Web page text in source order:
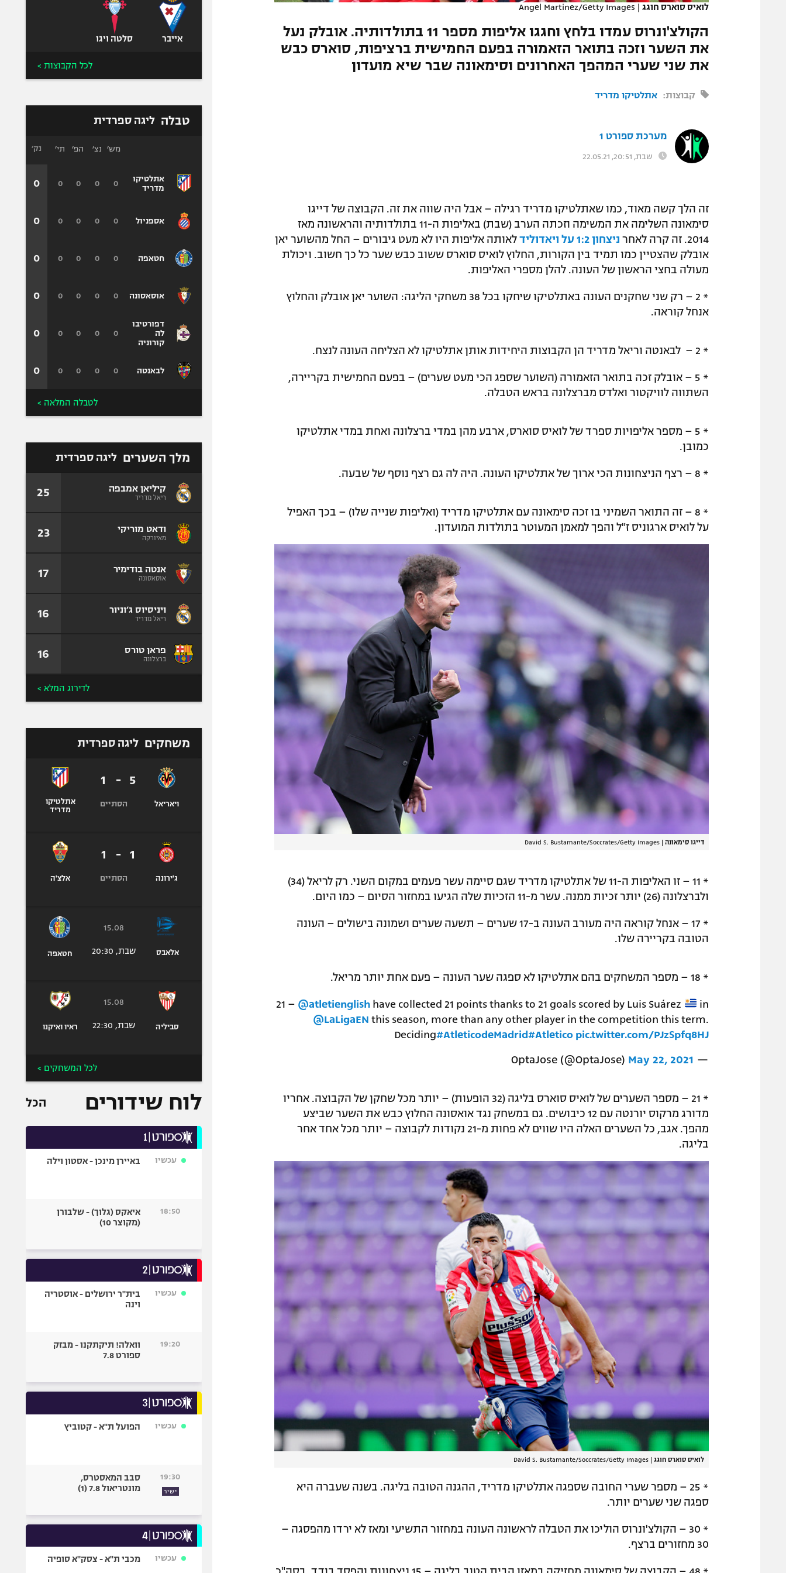
המגזיןלואיס סוארס חוגג |
Angel Martinez/Getty Images
הקולצ'ונרוס עמדו בלחץ וחגגו אליפות מספר 11 בתולדותיה. אובלק נעל
את השער וזכה בתואר הזאמורה בפעם החמישית ברציפות, סוארס כבש
את שני שערי המהפך האחרונים וסימאונה שבר שיא מועדון
קבוצות: אתלטיקו מדריד
מערכת ספורט 1
שבת, 20:51, 22.05.21
זה הלך קשה מאוד, כמו שאתלטיקו מדריד רגילה – אבל היה שווה את זה. הקבוצה של דייגו
סימאונה השלימה את המשימה וזכתה הערב (שבת) באליפות ה-11 בתולדותיה והראשונה מאז
2014. זה קרה לאחר
ניצחון 1:2 על ויאדוליד
לאותה אליפות היו לא מעט גיבורים – החל מהשוער יאן
אובלק שהצטיין כמו תמיד בין הקורות, החלוץ לואיס סוארס ששוב כבש שער כל כך חשוב. ויכולת
מעולה בחצי הראשון של העונה. להלן מספרי האליפות.
* 2 – רק שני שחקנים העונה באתלטיקו שיחקו בכל 38 משחקי הליגה: השוער יאן אובלק והחלוץ
אנחל קוראה.
* 2 – לבאנטה וריאל מדריד הן הקבוצות היחידות אותן אתלטיקו לא הצליחה העונה לנצח.
* 5 – אובלק זכה בתואר הזאמורה (השוער שספג הכי מעט שערים) – בפעם החמישית בקריירה,
השתווה לוויקטור ואלדס מברצלונה בראש הטבלה.
* 5 – מספר אליפויות ספרד של לואיס סוארס, ארבע מהן במדי ברצלונה ואחת במדי אתלטיקו
כמובן.
* 8 – רצף הניצחונות הכי ארוך של אתלטיקו העונה. היה לה גם רצף נוסף של שבעה.
* 8 – זה התואר השמיני בו זכה סימאונה עם אתלטיקו מדריד (ואליפות שנייה שלו) – בכך האפיל
על לואיס ארגוניס ז"ל והפך למאמן המעוטר בתולדות המועדון.
דייגו סימאונה David S. Bustamante/Soccrates/Getty Images
* 11 – זו האליפות ה-11 של אתלטיקו מדריד שגם סיימה עשר פעמים במקום השני. רק לריאל (34)
ולברצלונה (26) יותר זכיות ממנה. עשר מ-11 הזכיות שלה הגיעו במחזור הסיום – כמו היום.
* 17 – אנחל קוראה היה מעורב העונה ב-17 שערים – תשעה שערים ושמונה בישולים – העונה
הטובה בקריירה שלו.
* 18 – מספר המשחקים בהם אתלטיקו לא ספגה שער העונה – פעם אחת יותר מריאל.
21 – @atletienglish have collected 21 points thanks to 21 goals scored by Luis Suárez
in
@LaLigaEN this season, more than any other player in the competition this term.
Deciding#AtleticodeMadrid#Atletico pic.twitter.com/PJzSpfq8HJ
— OptaJose (@OptaJose)
May 22, 2021
* 21 – מספר השערים של לואיס סוארס בליגה (32 הופעות) – יותר מכל שחקן של הקבוצה. אחריו
מדורג מרקוס יורנטה עם 12 כיבושים. גם במשחק נגד אואסונה החלוץ כבש את השער שביצע
מהפך. אגב, כל השערים האלה היו שווים לא פחות מ-21 נקודות לקבוצה – יותר מכל אחד אחר
בליגה.
לואיס סוארס חוגג |
David S. Bustamante/Soccrates/Getty Images
* 25 – מספר שערי החובה שספגה אתלטיקו מדריד, ההגנה הטובה בליגה. בשנה שעברה היא
ספגה שני שערים יותר.
* 30 – הקולצ'ונרוס הוליכו את הטבלה לראשונה העונה במחזור התשיעי ומאז לא ירדו מהפסגה –
30 מחזורים ברצף.
אייבר סלטה ויגו
לכל הקבוצות >
טבלה ליגה ספרדית
אתלטיקו
מדריד
אספניול
חטאפה
אוסאסונה
דפורטיבו
לה
קורוניה
לבאנטה
מש׳ נצ׳ הפ׳ תי׳
0
0
0
0
0
0
0
0
0
0
0
0
0
0
0
0
0
0
0
0
0
0
0
0
נק׳
0
0
0
0
0
0
לטבלה המלאה >
מלך השערים ליגה ספרדית
קיליאן אמבפה
ריאל מדריד 25
ודאט מוריקי
מאיורקה 23
אנטה בודימיר
אוסאסונה 17
ויניסיוס ג׳וניור
ריאל מדריד 16
פראן טורס
ברצלונה 16
לדירוג המלא >
משחקים ליגה ספרדית
ויאריאל
5
-
1
הסתיים
אתלטיקו
מדריד
ג'ירונה
1
-
1
הסתיים אלצ'ה
אלאבס
15.08
שבת, 20:30 חטאפה
סביליה
15.08
שבת, 22:30 ראיו ואיקנו
לכל המשחקים >
לוח שידורים הכל
עכשיו באיירן מינכן - אסטון וילה
18:50
איאקס (גלוך) - שלבורן
(מקוצר 10)
עכשיו
בית"ר ירושלים - אוסטריה
וינה
19:20
וואלה! תיקתקנו - מבזק
ספורט 7.8
עכשיו הפועל ת"א - קטוביץ
19:30
ישיר
סבב המאסטרס,
מונטריאול 7.8 (1)
עכשיו מכבי ת"א - צסק"א סופיה